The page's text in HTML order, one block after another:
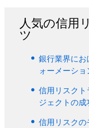
人気の信用
ツ
銀行業界にお
ォーメーショ
信用リスクト
ジェクトの成
信用リスクの